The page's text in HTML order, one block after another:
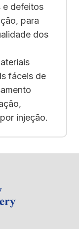
e defeitos
para
dos
fáceis de
injeção.